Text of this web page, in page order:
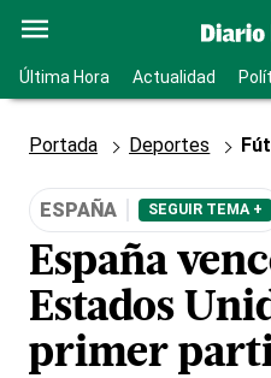
Última Hora Actualidad
Portada Deportes
ESPAÑA SEGUIR TEMA +
España
Estados
primer